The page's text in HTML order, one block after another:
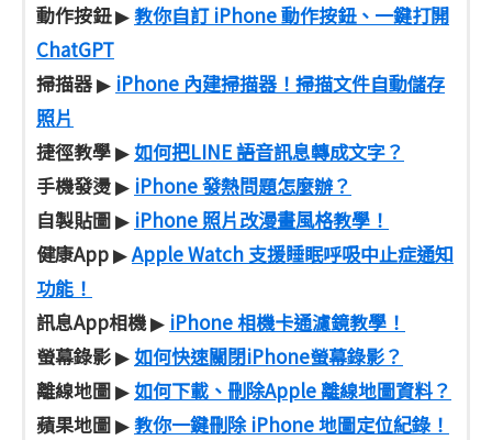
動作按鈕▶教你自訂 iPhone 動作按鈕、一鍵打開
ChatGPT
掃描器▶ iPhone 內建掃描器！掃描文件自動儲存
照片
捷徑教學▶如何把LINE 語音訊息轉成文字？
手機發燙▶ iPhone 發熱問題怎麼辦？
自製貼圖▶ iPhone 照片改漫畫風格教學！
健康App▶Apple Watch 支援睡眠呼吸中止症通知
功能！
訊息App相機▶ iPhone 相機卡通濾鏡教學！
螢幕錄影▶如何快速關閉iPhone螢幕錄影？
離線地圖▶如何下載、刪除Apple 離線地圖資料？
蘋果地圖▶教你一鍵刪除 iPhone 地圖定位紀錄！